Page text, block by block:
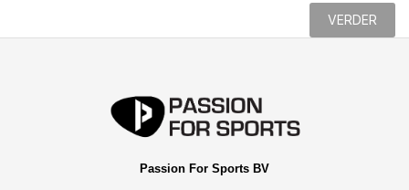
VERDER
Passion For Sports BV